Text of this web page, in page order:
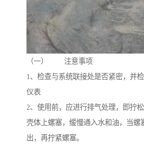
（一） 注意事项
1、检查与系统联接处是否紧密，并
仪表
2、使用前，应进行排气处理，即拧
壳体上螺塞，缓慢通入水和油，当螺
出，再拧紧螺塞。